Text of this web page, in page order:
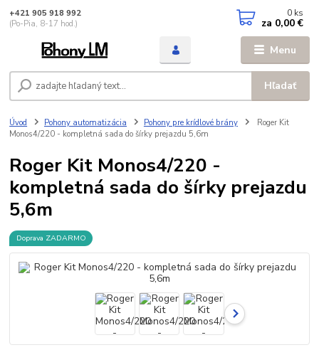
Menu
Hľadať
+421 905 918 992
(Po-Pia, 8-17 hod.)
0 ks
za 0,00 €
Úvod Pohony automatizácia Pohony pre krídlové brány
Roger Kit
Monos4/220 - kompletná sada do šírky prejazdu 5,6m
Roger Kit Monos4/220 -
kompletná sada do šírky prejazdu
5,6m
Doprava ZADARMO